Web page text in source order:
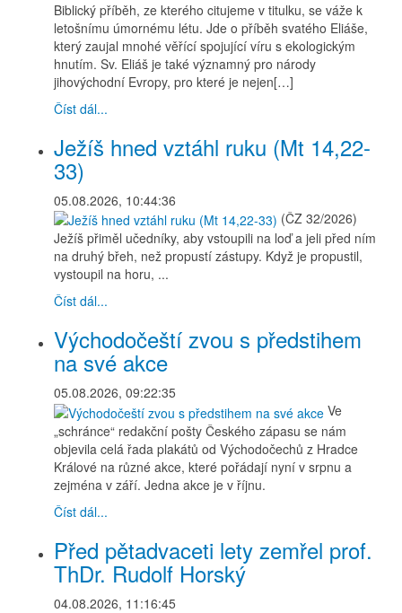
Biblický příběh, ze kterého citujeme v titulku, se váže k
letošnímu úmornému létu. Jde o příběh svatého Eliáše,
který zaujal mnohé věřící spojující víru s ekologickým
hnutím. Sv. Eliáš je také významný pro národy
jihovýchodní Evropy, pro které je nejen[…]
Číst dál...
Ježíš hned vztáhl ruku (Mt 14,22-
33)
05.08.2026, 10:44:36
(ČZ 32/2026)
Ježíš přiměl učedníky, aby vstoupili na loď a jeli před ním
na druhý břeh, než propustí zástupy. Když je propustil,
vystoupil na horu, ...
Číst dál...
Východočeští zvou s předstihem
na své akce
05.08.2026, 09:22:35
Ve
„schránce“ redakční pošty Českého zápasu se nám
objevila celá řada plakátů od Východočechů z Hradce
Králové na různé akce, které pořádají nyní v srpnu a
zejména v září. Jedna akce je v říjnu.
Číst dál...
Před pětadvaceti lety zemřel prof.
ThDr. Rudolf Horský
04.08.2026, 11:16:45